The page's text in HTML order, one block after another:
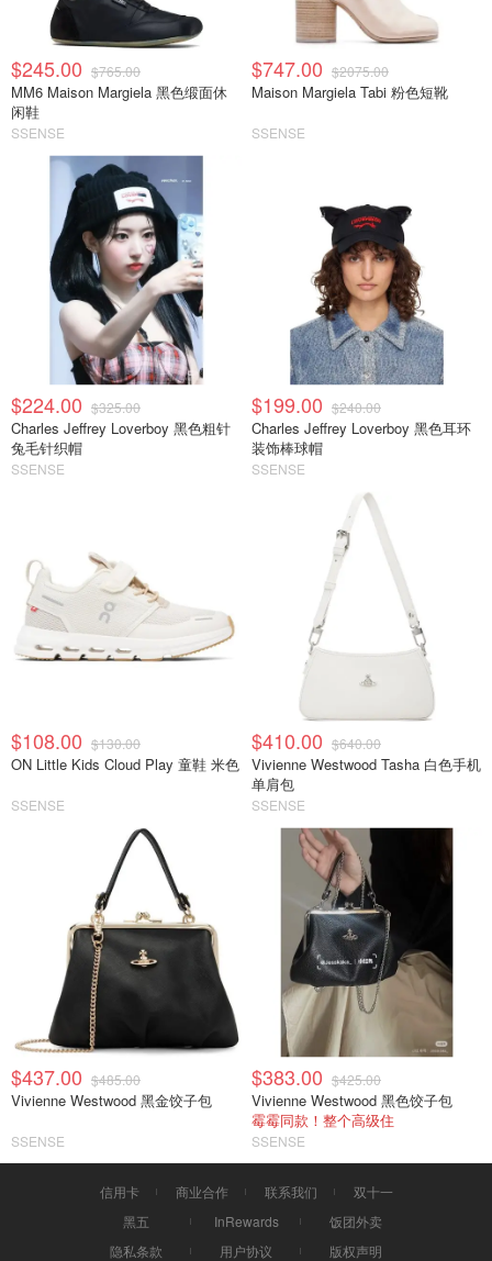
$245.00 $765.00
MM6 Maison Margiela 黑色缎面休
闲鞋
SSENSE
$747.00 $2075.00
Maison Margiela Tabi 粉色短靴
SSENSE
$224.00 $325.00
Charles Jeffrey Loverboy 黑色粗针
兔毛针织帽
SSENSE
$199.00 $240.00
Charles Jeffrey Loverboy 黑色耳环
装饰棒球帽
SSENSE
$108.00 $130.00
ON Little Kids Cloud Play 童鞋 米色
SSENSE
$410.00 $640.00
Vivienne Westwood Tasha 白色手机
单肩包
SSENSE
$437.00 $485.00
Vivienne Westwood 黑金饺子包
SSENSE
$383.00 $425.00
Vivienne Westwood 黑色饺子包
霉霉同款！整个高级住
SSENSE
信用卡 商业合作 联系我们
双十一
黑五
InRewards
饭团外卖
隐私条款
用户协议 版权声明